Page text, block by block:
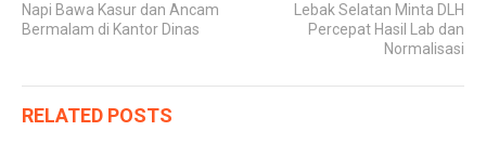
Napi Bawa Kasur dan Ancam
Bermalam di Kantor Dinas
Lebak Selatan Minta DLH
Percepat Hasil Lab dan
Normalisasi
RELATED POSTS